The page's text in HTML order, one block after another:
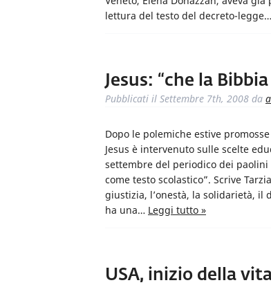
lettura del testo del decreto-legge…
Jesus: “che la
Pubblicati il Settembre 7th, 2008 da
Dopo le polemiche estive
Jesus è intervenuto sulle scelte
settembre del periodico dei paolini
come testo scolastico”. Scrive
giustizia, l’onestà, la solidarietà, il
ha una… Leggi tutto »
USA, inizio della